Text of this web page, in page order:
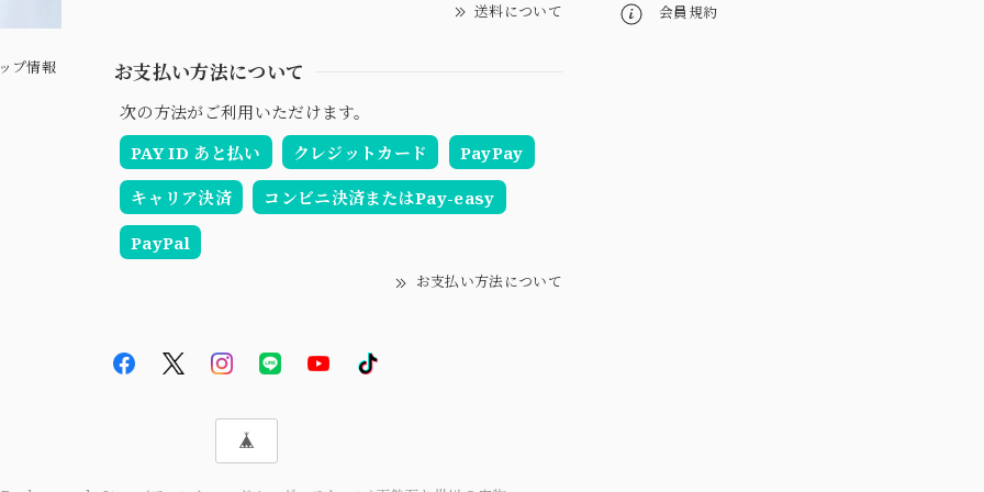
プ情報
送料について
お支払い方法について
次の方法がご利用いただけます。
PAY ID あと払い
クレジットカード PayPay
キャリア決済 コンビニ決済またはPay-easy
PayPal
お支払い方法について
会員規約